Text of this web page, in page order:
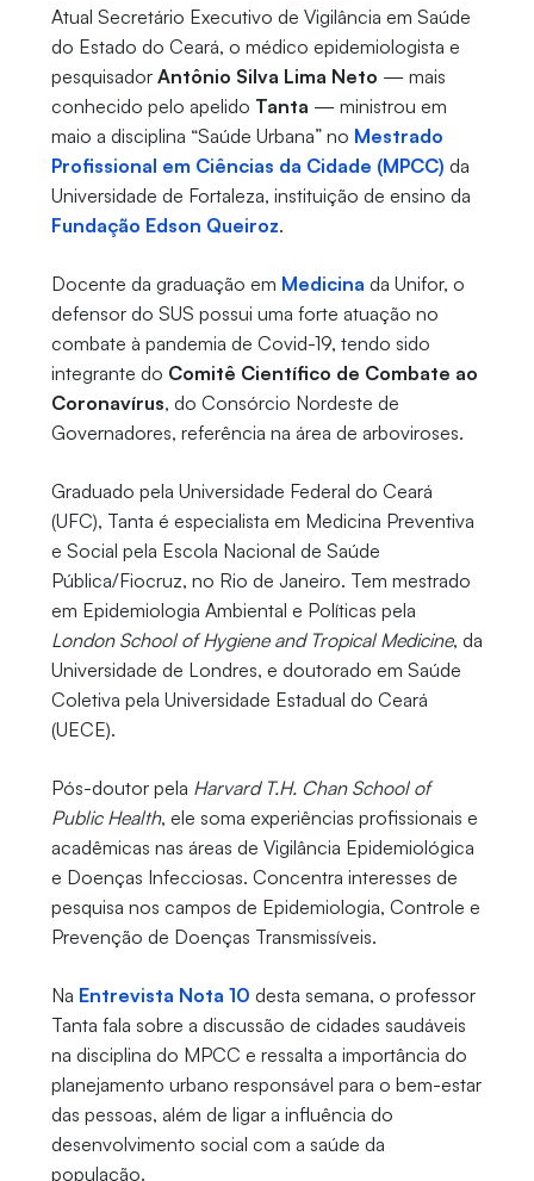
Atual Secretário Executivo de Vigilância em Saúde
do Estado do Ceará, o médico epidemiologista e
pesquisador Antônio Silva Lima Neto — mais
conhecido pelo apelido Tanta — ministrou em
maio a disciplina “Saúde Urbana” no Mestrado
Profissional em Ciências da Cidade (MPCC) da
Universidade de Fortaleza, instituição de ensino da
Fundação Edson Queiroz.
Docente da graduação em Medicina da Unifor, o
defensor do SUS possui uma forte atuação no
combate à pandemia de Covid-19, tendo sido
integrante do Comitê Científico de Combate ao
Coronavírus, do Consórcio Nordeste de
Governadores, referência na área de arboviroses.
Graduado pela Universidade Federal do Ceará
(UFC), Tanta é especialista em Medicina Preventiva
e Social pela Escola Nacional de Saúde
Pública/Fiocruz, no Rio de Janeiro. Tem mestrado
em Epidemiologia Ambiental e Políticas pela
London School of Hygiene and Tropical Medicine, da
Universidade de Londres, e doutorado em Saúde
Coletiva pela Universidade Estadual do Ceará
(UECE).
Pós-doutor pela Harvard T.H. Chan School of
Public Health, ele soma experiências profissionais e
acadêmicas nas áreas de Vigilância Epidemiológica
e Doenças Infecciosas. Concentra interesses de
pesquisa nos campos de Epidemiologia, Controle e
Prevenção de Doenças Transmissíveis.
Na Entrevista Nota 10 desta semana, o professor
Tanta fala sobre a discussão de cidades saudáveis
na disciplina do MPCC e ressalta a importância do
planejamento urbano responsável para o bem-estar
das pessoas, além de ligar a influência do
desenvolvimento social com a saúde da
população.